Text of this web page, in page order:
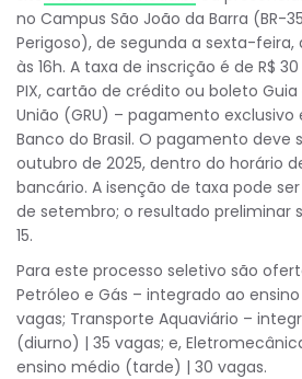
no Campus São João da Barra (BR-
Perigoso), de segunda a sexta-feira,
às 16h. A taxa de inscrição é de R$
PIX, cartão de crédito ou boleto
União (GRU) – pagamento
Banco do Brasil. O pagamento deve
outubro de 2025, dentro do horário
bancário. A isenção de taxa pode
de setembro; o resultado preliminar
15.
Para este processo seletivo são
Petróleo e Gás – integrado ao
vagas; Transporte Aquaviário –
(diurno) | 35 vagas; e,
ensino médio (tarde) | 30 vagas.